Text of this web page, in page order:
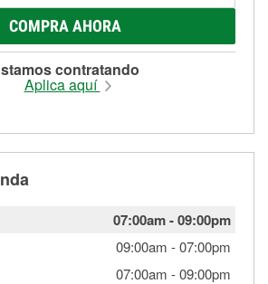
COMPRA AHORA
contratando
Aplica aquí
07:00am-09:00pm
09:00am -07:00pm
07:00am -09:00pm